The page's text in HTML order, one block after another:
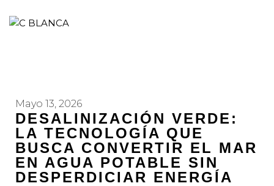
Mayo 13, 2026
DESALINIZACIÓN VERDE:
LA TECNOLOGÍA QUE
BUSCA CONVERTIR EL MAR
EN AGUA POTABLE SIN
DESPERDICIAR ENERGÍA